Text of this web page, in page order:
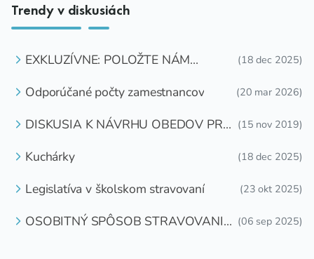
Trendy v diskusiách
EXKLUZÍVNE: POLOŽTE NÁM
(18 dec 2025)
Odporúčané počty zamestnancov (20 mar 2026)
DISKUSIA K NÁVRHU OBEDOV PRE
(15 nov 2019)
Kuchárky (18 dec 2025)
Legislatíva v školskom stravovaní (23 okt 2025)
OSOBITNÝ SPÔSOB STRAVOVANIA (06 sep 2025)